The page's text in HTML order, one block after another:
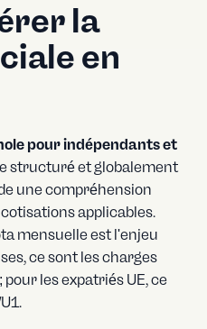
la
en
pour indépendants et
structuré et globalement
une compréhension
applicables.
mensuelle est l'enjeu
ce sont les charges
les expatriés UE, ce